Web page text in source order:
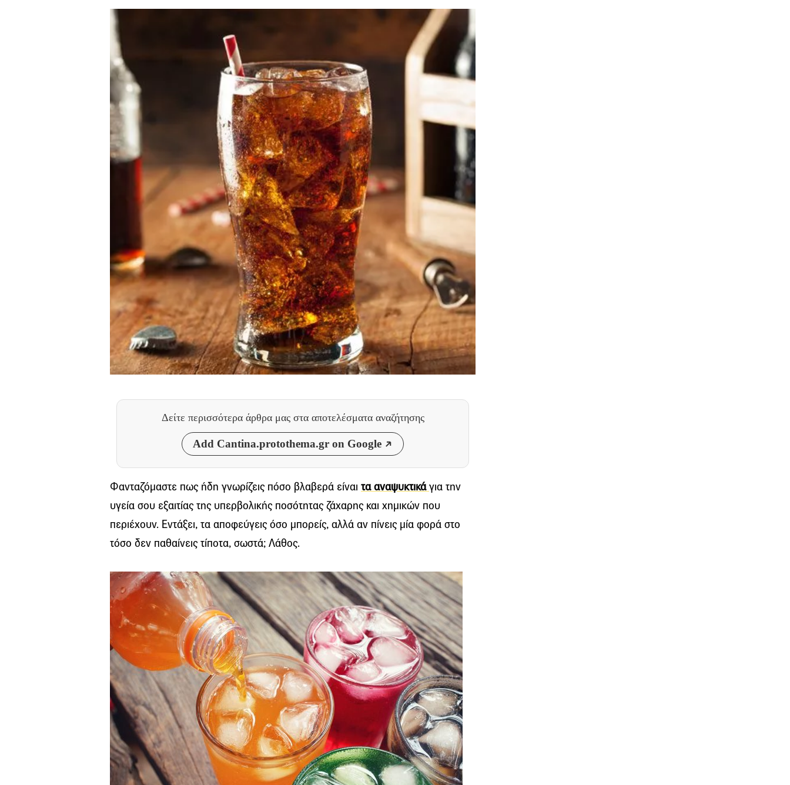
Δείτε περισσότερα άρθρα μας στα αποτελέσματα αναζήτησης
Add Cantina.protothema.gr on Google
Φανταζόμαστε πως ήδη γνωρίζεις πόσο βλαβερά είναι τα αναψυκτικάγια την
υγεία σου εξαιτίας της υπερβολικής ποσότητας ζάχαρης και χημικών που
περιέχουν. Εντάξει, τα αποφεύγεις όσο μπορείς, αλλά αν πίνεις μία φορά στο
τόσο δεν παθαίνεις τίποτα, σωστά; Λάθος.